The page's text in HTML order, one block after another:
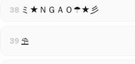
38 ミ★ＮＧＡＯ☂★彡
39 ⛱